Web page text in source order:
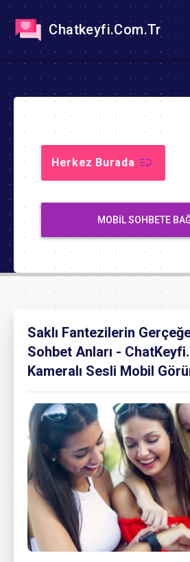
Chatkeyfi.Com.Tr
Herkez Burada
MOBIL SOHBETE
Saklı Fantezilerin
Sohbet Anları -
Kameralı Sesli Mobil